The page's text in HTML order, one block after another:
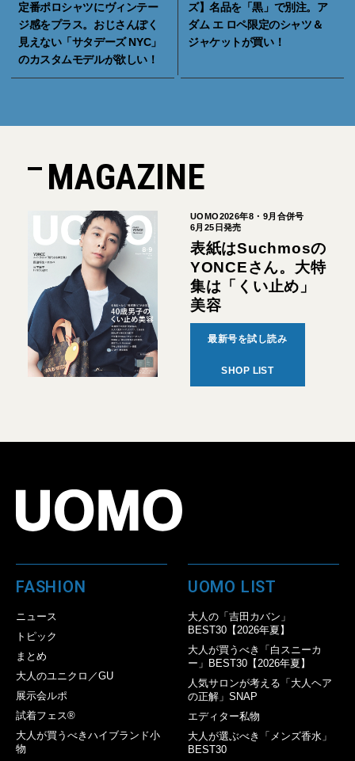
定番ポロシャツにヴィンテー
ジ感をプラス。おじさんぽく
見えない「サタデーズ NYC」
のカスタムモデルが欲しい！
ズ】名品を「黒」で別注。ア
ダム エ ロペ限定のシャツ＆
ジャケットが買い！
MAGAZINE
UOMO2026年8・9月合併号
6月25日発売
表紙はSuchmosの
YONCEさん。大特
集は「くい止め」
美容
最新号を試し読み
SHOP LIST
FASHION
ニュース
トピック
まとめ
大人のユニクロ／GU
展示会ルポ
試着フェス®︎
大人が買うべきハイブランド小
物
UOMO LIST
大人の「吉田カバン」
BEST30【2026年夏】
大人が買うべき「白スニーカ
ー」BEST30【2026年夏】
人気サロンが考える「大人ヘア
の正解」SNAP
エディター私物
大人が選ぶべき「メンズ香水」
BEST30